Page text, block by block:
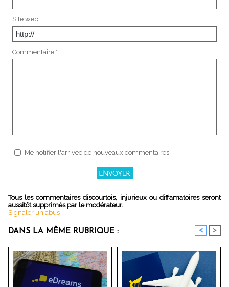
Site web :
Commentaire * :
Me notifier l'arrivée de nouveaux commentaires
Tous les commentaires discourtois, injurieux ou diffamatoires seront
aussitôt supprimés par le modérateur.
Signaler un abus
DANS LA MÊME RUBRIQUE : < >